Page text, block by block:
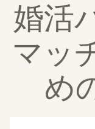
婚活
マッ
め